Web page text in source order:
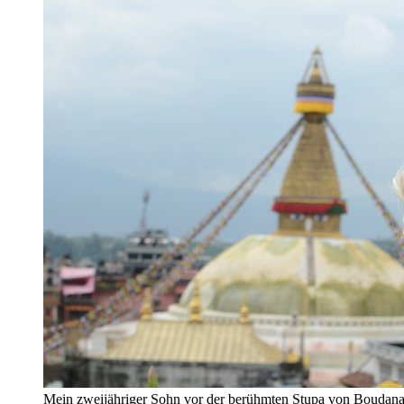
Mein zweijähriger Sohn vor der berühmten Stupa von